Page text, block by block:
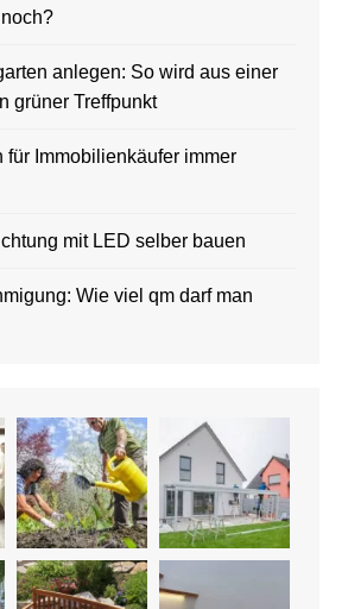
anlegen: So wird aus einer
grüner Treffpunkt
für Immobilienkäufer immer
mit LED selber bauen
Wie viel qm darf man